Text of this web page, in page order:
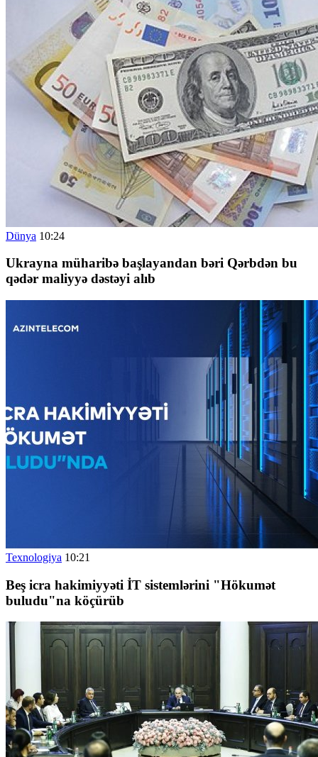
Dünya 10:24
Ukrayna müharibə başlayandan bəri Qərbdən bu
qədər maliyyə dəstəyi alıb
Texnologiya 10:21
Beş icra hakimiyyəti İT sistemlərini "Hökumət
buludu"na köçürüb